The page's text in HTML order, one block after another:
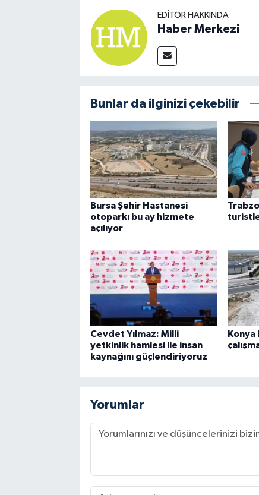
EDITÖR HAKKINDA
Haber Merkezi
Bunlar da ilginizi çekebilir
Bursa Şehir Hastanesi
otoparkı bu ay hizmete
açılıyor
Cevdet Yılmaz: Milli
yetkinlik hamlesi ile insan
kaynağını güçlendiriyoruz
Konya
Yorumlar